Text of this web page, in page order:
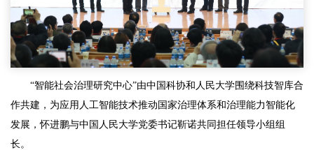
“智能社会治理研究中心”由中国科协和人民大学围绕科技智库合
作共建，为应用人工智能技术推动国家治理体系和治理能力智能化
发展，怀进鹏与中国人民大学党委书记靳诺共同担任领导小组组
长。